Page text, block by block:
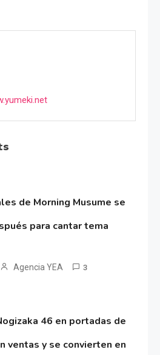
de Morning Musume se
para cantar tema
Agencia YEA 3
46 en portadas de
ventas y se convierten en